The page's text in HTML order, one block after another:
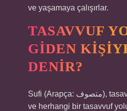
ve yaşamaya çalışırlar.
TASAVVUF
GIDEN
DENIR?
Sufi (Arapça: متصوف), tasavvufa mensup olan
ve herhangi bir tasavvuf